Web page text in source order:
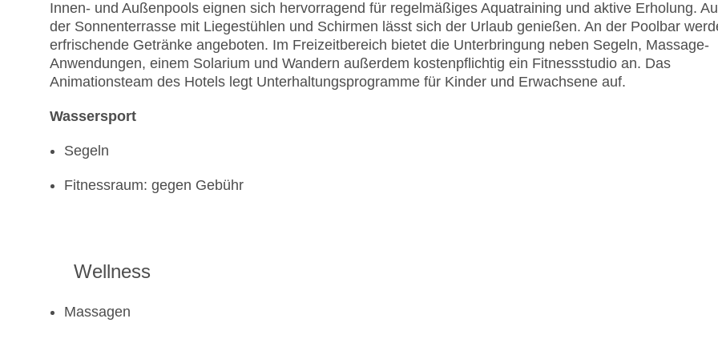
Innen- und Außenpools eignen sich hervorragend für regelmäßiges Aquatraining und aktive Erholung.
der Sonnenterrasse mit Liegestühlen und Schirmen lässt sich der Urlaub genießen. An der Poolbar
erfrischende Getränke angeboten. Im Freizeitbereich bietet die Unterbringung neben Segeln, Massage-
Anwendungen, einem Solarium und Wandern außerdem kostenpflichtig ein Fitnessstudio an. Das
Animationsteam des Hotels legt Unterhaltungsprogramme für Kinder und Erwachsene auf.
Wassersport
Segeln
Fitnessraum: gegen Gebühr
Wellness
Massagen